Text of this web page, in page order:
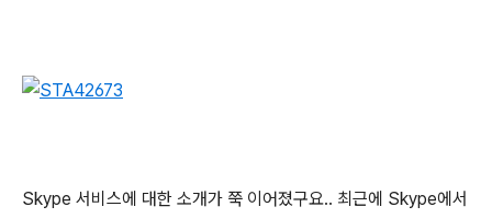
Skype 서비스에 대한 소개가 쭉 이어졌구요.. 최근에 Skype에서